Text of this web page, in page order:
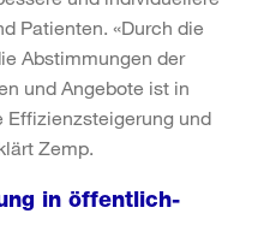
Patienten. «Durch die
Abstimmungen der
und Angebote ist in
Effizienzsteigerung und
Zemp.
in öffentlich-